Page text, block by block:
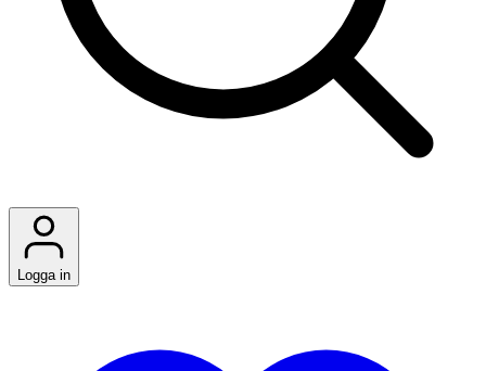
Logga in